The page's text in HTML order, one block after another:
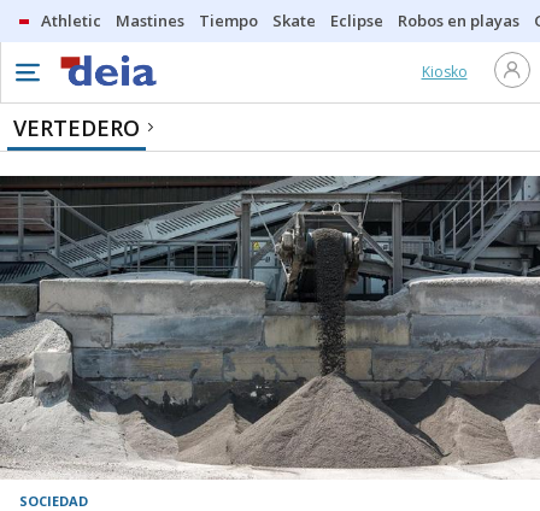
Athletic Mastines Tiempo Skate Eclipse Robos en playas
Kiosko
VERTEDERO
SOCIEDAD